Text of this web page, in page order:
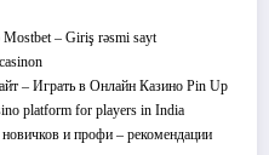
– Giriş rəsmi sayt
– Играть в Онлайн Казино Pin Up
platform for players in India
и профи – рекомендации